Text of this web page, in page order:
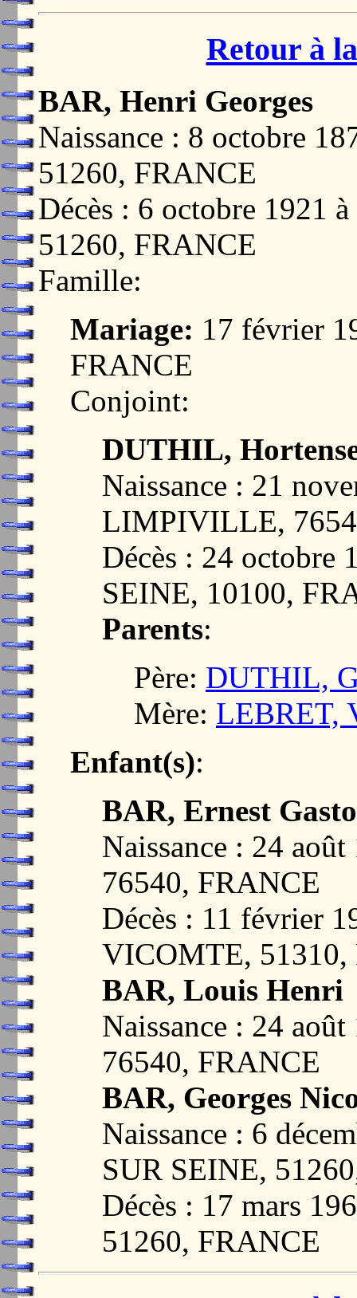
Retour à
BAR, Henri Georges
Naissance : 8 octobre
51260, FRANCE
Décès : 6 octobre 1921
51260, FRANCE
Famille:
Mariage: 17 février
FRANCE
Conjoint:
DUTHIL,
Naissance : 21
LIMPIVILLE,
Décès : 24 octobre
SEINE, 10100,
Parents:
Père: DUTHIL,
Mère: LEBRET,
Enfant(s):
BAR, Ernest
Naissance : 24
76540, FRANCE
Décès : 11 février
VICOMTE, 51310,
BAR, Louis Henri
Naissance : 24
76540, FRANCE
BAR, Georges
Naissance : 6
SUR SEINE,
Décès : 17 mars
51260, FRANCE